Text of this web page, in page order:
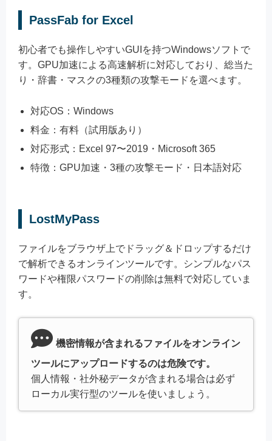
PassFab for Excel
初心者でも操作しやすいGUIを持つWindowsソフトで
す。GPU加速による高速解析に対応しており、総当た
り・辞書・マスクの3種類の攻撃モードを選べます。
対応OS：Windows
料金：有料（試用版あり）
対応形式：Excel 97〜2019・Microsoft 365
特徴：GPU加速・3種の攻撃モード・日本語対応
LostMyPass
ファイルをブラウザ上でドラッグ＆ドロップするだけ
で解析できるオンラインツールです。シンプルなパス
ワードや権限パスワードの削除は無料で対応していま
す。
機密情報が含まれるファイルをオンライン
ツールにアップロードするのは危険です。
個人情報・社外秘データが含まれる場合は必ず
ローカル実行型のツールを使いましょう。